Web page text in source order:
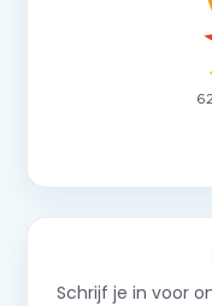
Schrijf je in voor